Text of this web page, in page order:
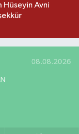
Avni
08.08.2026